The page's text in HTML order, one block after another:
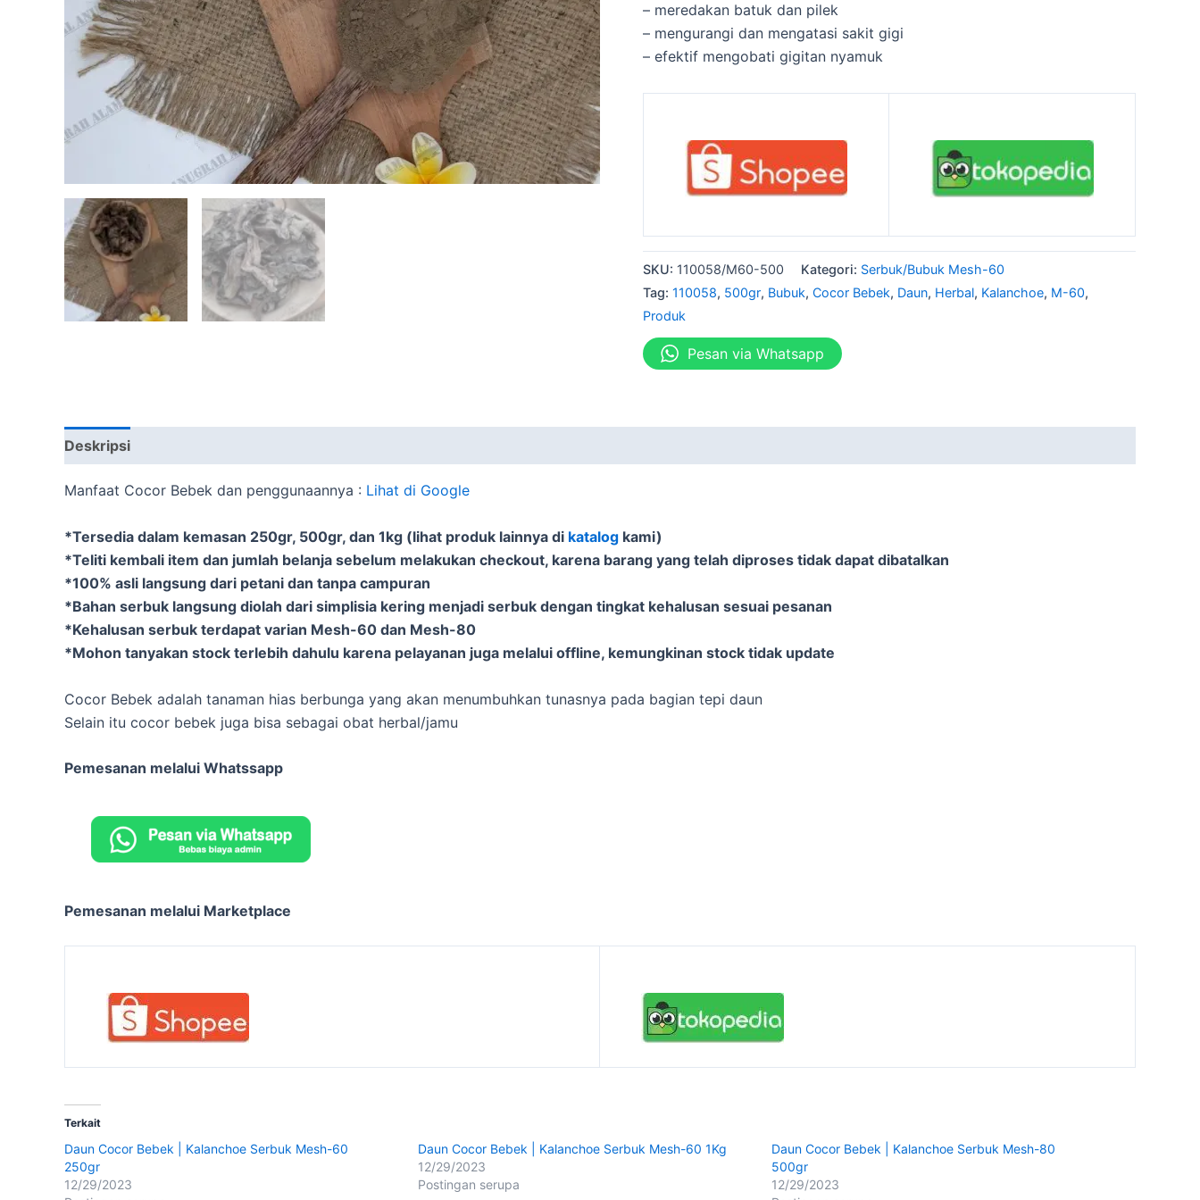
– meredakan batuk dan pilek
– mengurangi dan mengatasi sakit gigi
– efektif mengobati gigitan nyamuk
SKU: 110058/M60-500 Kategori: Serbuk/Bubuk Mesh-60
Tag: 110058, 500gr, Bubuk, Cocor Bebek, Daun, Herbal, Kalanchoe, M-60,
Produk
Pesan via Whatsapp
Deskripsi
Manfaat Cocor Bebek dan penggunaannya : Lihat di Google
*Tersedia dalam kemasan 250gr, 500gr, dan 1kg (lihat produk lainnya di katalog kami)
*Teliti kembali item dan jumlah belanja sebelum melakukan checkout, karena barang yang telah diproses tidak dapat dibatalkan
*100% asli langsung dari petani dan tanpa campuran
*Bahan serbuk langsung diolah dari simplisia kering menjadi serbuk dengan tingkat kehalusan sesuai pesanan
*Kehalusan serbuk terdapat varian Mesh-60 dan Mesh-80
*Mohon tanyakan stock terlebih dahulu karena pelayanan juga melalui offline, kemungkinan stock tidak update
Cocor Bebek adalah tanaman hias berbunga yang akan menumbuhkan tunasnya pada bagian tepi daun
Selain itu cocor bebek juga bisa sebagai obat herbal/jamu
Pemesanan melalui Whatssapp
Pemesanan melalui Marketplace
Terkait
Daun Cocor Bebek | Kalanchoe Serbuk Mesh-60
250gr
12/29/2023
Daun Cocor Bebek | Kalanchoe Serbuk Mesh-60 1Kg
12/29/2023
Postingan serupa
Daun Cocor Bebek | Kalanchoe Serbuk Mesh-80
500gr
12/29/2023